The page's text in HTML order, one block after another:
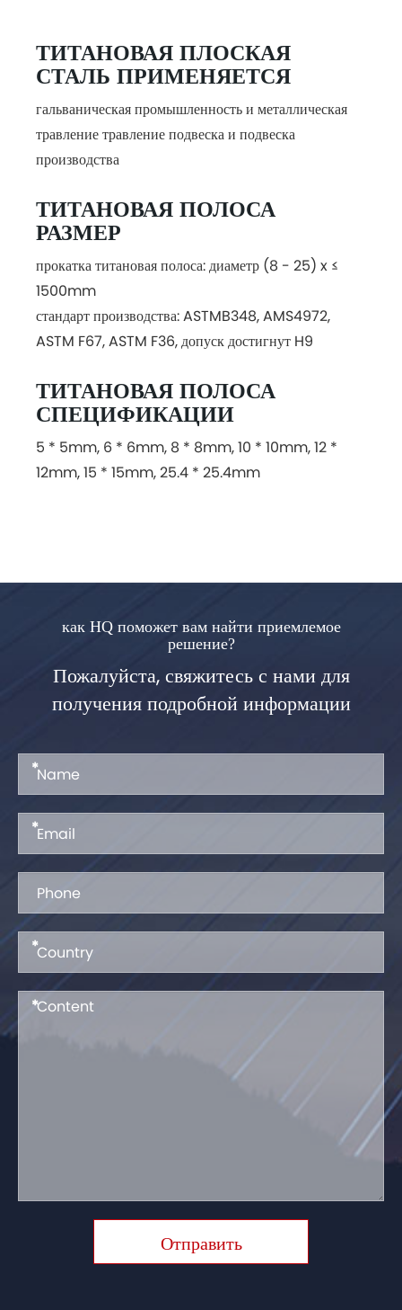
ТИТАНОВАЯ ПЛОСКАЯ
СТАЛЬ ПРИМЕНЯЕТСЯ
гальваническая промышленность и металлическая
травление травление подвеска и подвеска
производства
ТИТАНОВАЯ ПОЛОСА
РАЗМЕР
прокатка титановая полоса: диаметр (8 - 25) x ≤
1500mm
стандарт производства: ASTMB348, AMS4972,
ASTM F67, ASTM F36, допуск достигнут H9
ТИТАНОВАЯ ПОЛОСА
СПЕЦИФИКАЦИИ
5 * 5mm, 6 * 6mm, 8 * 8mm, 10 * 10mm, 12 *
12mm, 15 * 15mm, 25.4 * 25.4mm
как HQ поможет вам найти приемлемое
решение?
Пожалуйста, свяжитесь с нами для
получения подробной информации
*
*
*
*
Отправить